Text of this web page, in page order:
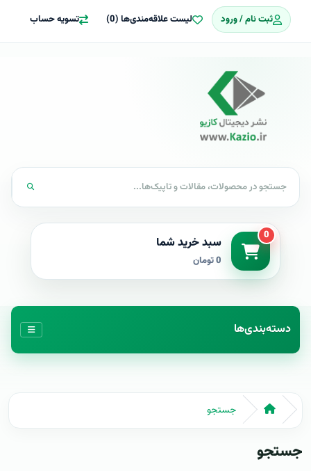
ثبت نام / ورود لیست علاقه‌مندی‌ها (0) تسویه حساب
0 سبد خرید شما
0 تومان
دسته‌بندی‌ها
جستجو
جستجو